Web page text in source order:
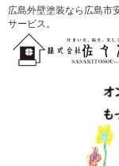
広島外壁塗装なら広島市
サービス。